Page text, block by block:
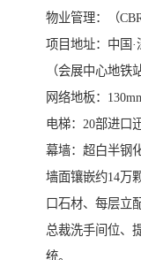
物业管理：（
项目地址：中国
（会展中心地铁
网络地板：
电梯：20部进口
幕墙：超白半钢
墙面镶嵌约14万
口石材、每层立
总裁洗手间位、
统。